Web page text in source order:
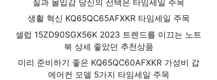
질과 몰입감 당신의 선택은 타임세일 주목
생활 혁신 KQ65QC65AFXKR 타임세일 주목
셀럽 15ZD90SGX56K 2023 트렌드를 이끄는 노트
북 상세 좋았던 추천상품
미리 준비하기 좋은 KQ65QC60AFXKR 가성비 갑
에어컨 모델 5가지 타임세일 주목